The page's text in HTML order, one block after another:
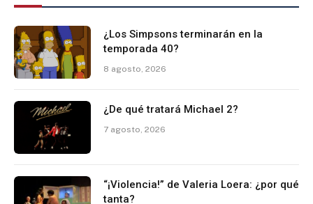
¿Los Simpsons terminarán en la
temporada 40?
8 agosto, 2026
¿De qué tratará Michael 2?
7 agosto, 2026
“¡Violencia!” de Valeria Loera: ¿por qué
tanta?